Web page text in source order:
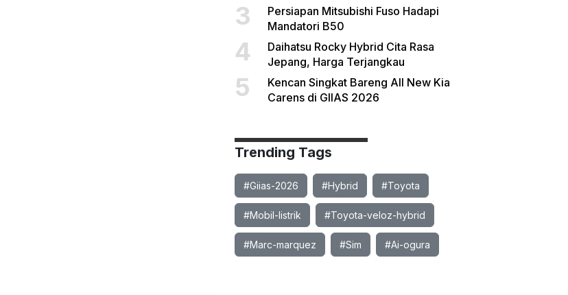
3
Persiapan Mitsubishi Fuso Hadapi
Mandatori B50
4
Daihatsu Rocky Hybrid Cita Rasa
Jepang, Harga Terjangkau
5
Kencan Singkat Bareng All New Kia
Carens di GIIAS 2026
Trending Tags
#Giias-2026 #Hybrid #Toyota
#Mobil-listrik #Toyota-veloz-hybrid
#Marc-marquez #Sim #Ai-ogura